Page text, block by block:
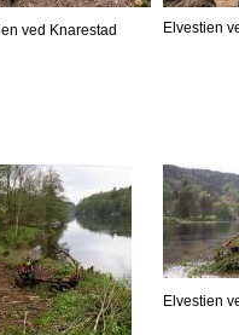
ved Knarestad Elvestien
Elvestien